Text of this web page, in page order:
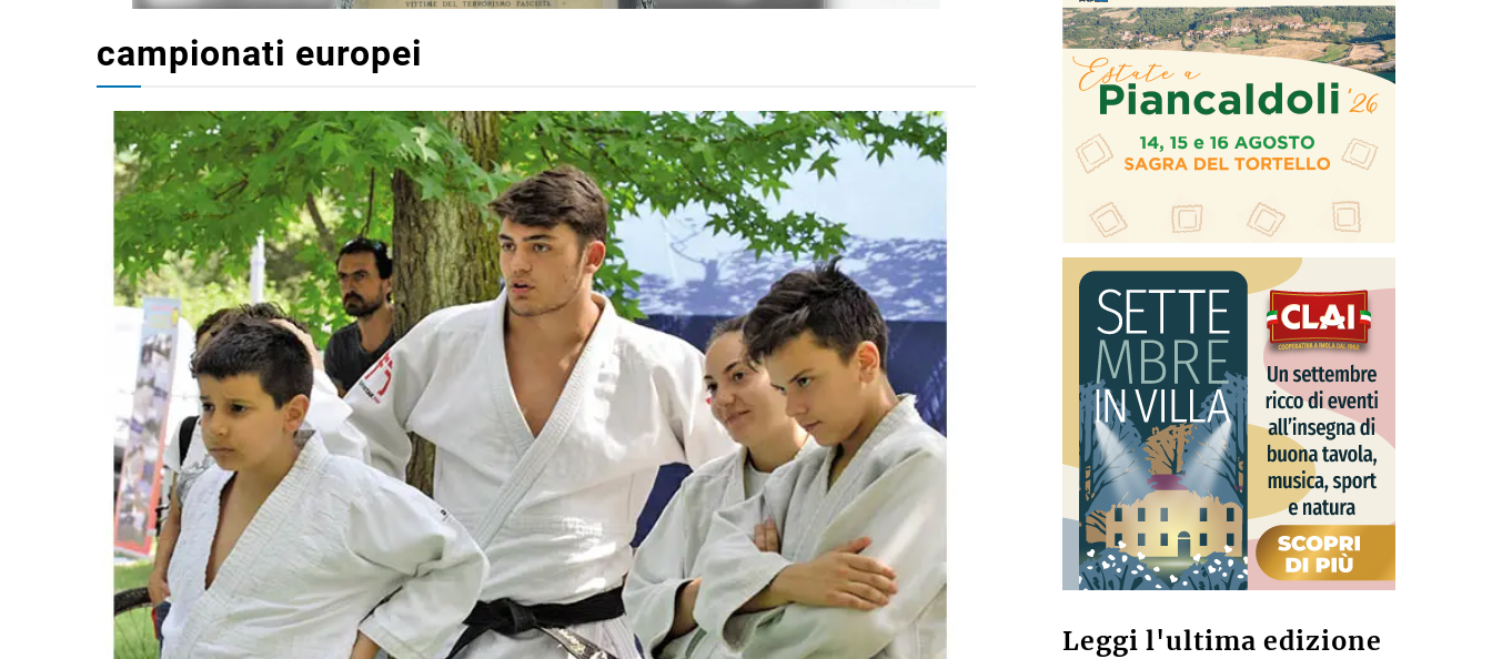
campionati europei
Leggi l'ultima edizione